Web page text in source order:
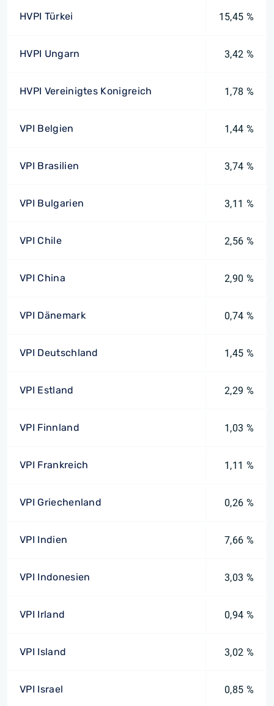
HVPI Türkei 15,45 %
HVPI Ungarn 3,42 %
HVPI Vereinigtes Konigreich 1,78 %
VPI Belgien 1,44 %
VPI Brasilien 3,74 %
VPI Bulgarien 3,11 %
VPI Chile 2,56 %
VPI China 2,90 %
VPI Dänemark 0,74 %
VPI Deutschland 1,45 %
VPI Estland 2,29 %
VPI Finnland 1,03 %
VPI Frankreich 1,11 %
VPI Griechenland 0,26 %
VPI Indien 7,66 %
VPI Indonesien 3,03 %
VPI Irland 0,94 %
VPI Island 3,02 %
VPI Israel 0,85 %